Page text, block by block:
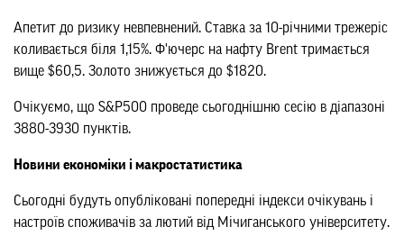
Апетит до ризику невпевнений. Ставка за 10-річними трежеріс
коливається біля 1,15%. Ф'ючерс на нафту Brent тримається
вище $60,5. Золото знижується до $1820.
Очікуємо, що S&P500 проведе сьогоднішню сесію в діапазоні
3880-3930 пунктів.
Новини економіки і макростатистика
Сьогодні будуть опубліковані попередні індекси очікувань і
настроїв споживачів за лютий від Мічиганського університету.